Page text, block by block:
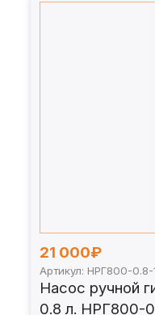
21 000₽
Артикул: НРГ800-0.8-
Насос ручной
0.8 л. НРГ800-